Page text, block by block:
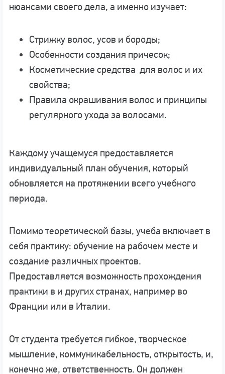
нюансами своего дела, а именно изучает:
Стрижку волос, усов и бороды;
Особенности создания причесок;
Косметические средства для волос и их
свойства;
Правила окрашивания волос и принципы
регулярного ухода за волосами.
Каждому учащемуся предоставляется
индивидуальный план обучения, который
обновляется на протяжении всего учебного
периода.
Помимо теоретической базы, учеба включает в
себя практику: обучение на рабочем месте и
создание различных проектов.
Предоставляется возможность прохождения
практики в и других странах, например во
Франции или в Италии.
От студента требуется гибкое, творческое
мышление, коммуникабельность, открытость, и,
конечно же, ответственность. Он должен